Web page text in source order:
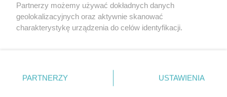
Partnerzy możemy używać dokładnych danych
geolokalizacyjnych oraz aktywnie skanować
charakterystykę urządzenia do celów identyfikacji.
zmienić/wycofać klikając przycisk ustawień prywatności
znajdujący się w lewym dolnym rogu strony
PARTNERZY USTAWIENIA